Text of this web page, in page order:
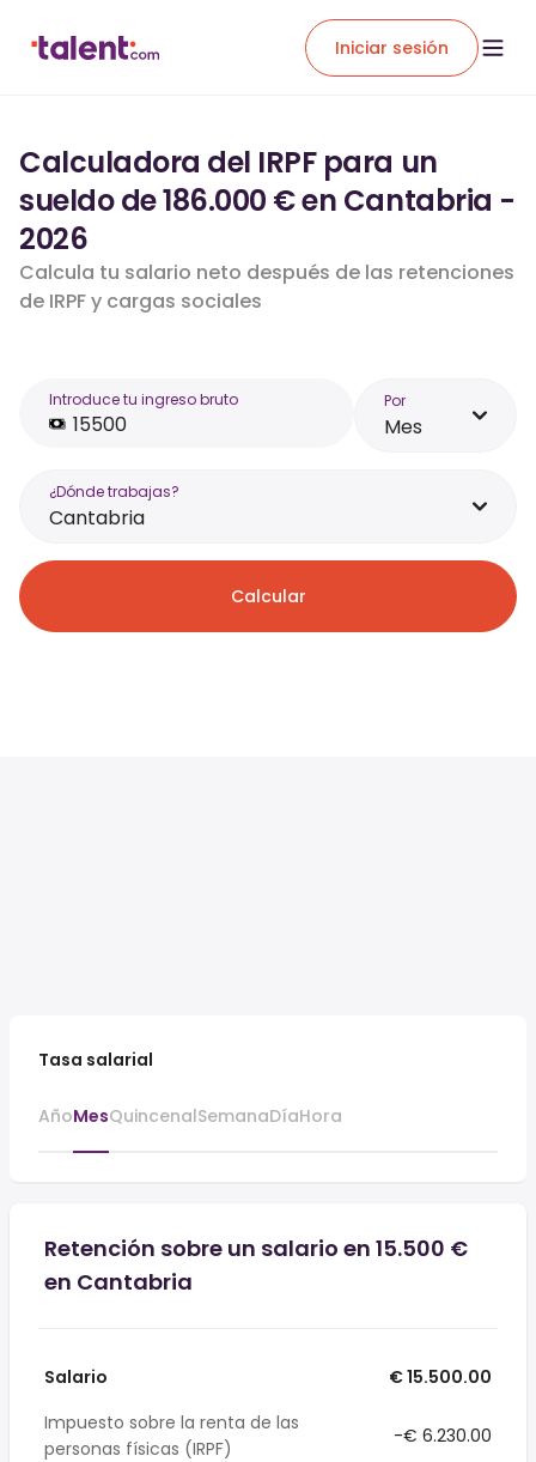
Iniciar sesión
Calculadora del IRPF para un
sueldo de 186.000 € en Cantabria -
2026
Calcula tu salario neto después de las retenciones
de IRPF y cargas sociales
Introduce tu ingreso bruto Por
Mes
¿Dónde trabajas?
Cantabria
Calcular
Tasa salarial
AñoMesQuincenalSemanaDíaHora
Retención sobre un salario en 15.500 €
en Cantabria
Salario
€ 15.500.00
Impuesto sobre la renta de las
personas físicas (IRPF)
-€ 6.230.00